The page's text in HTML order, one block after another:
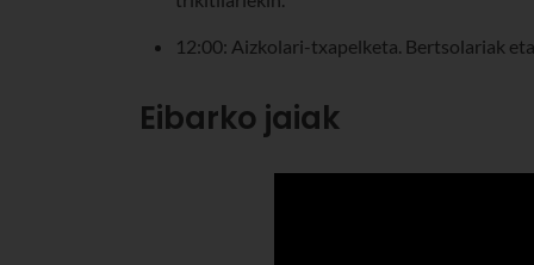
12:00: Aizkolari-txapelketa. Bertsolariak
Eibarko jaiak